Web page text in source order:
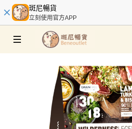
斑尼暢貨
立刻使用官方APP